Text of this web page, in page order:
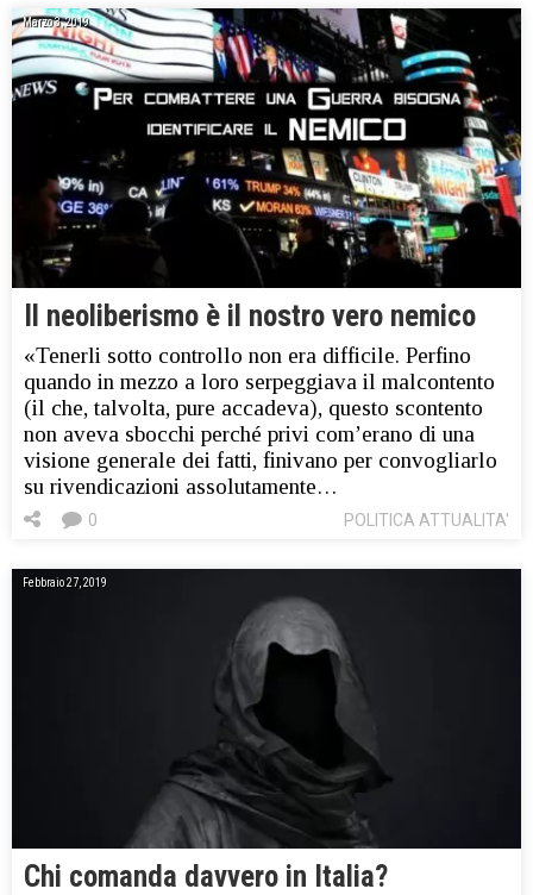
Marzo 3, 2019
Il neoliberismo è il nostro vero nemico
«Tenerli sotto controllo non era difficile. Perfino
quando in mezzo a loro serpeggiava il malcontento
(il che, talvolta, pure accadeva), questo scontento
non aveva sbocchi perché privi com’erano di una
visione generale dei fatti, finivano per convogliarlo
su rivendicazioni assolutamente…
POLITICA ATTUALITA'
0
Febbraio 27, 2019
Chi comanda davvero in Italia?